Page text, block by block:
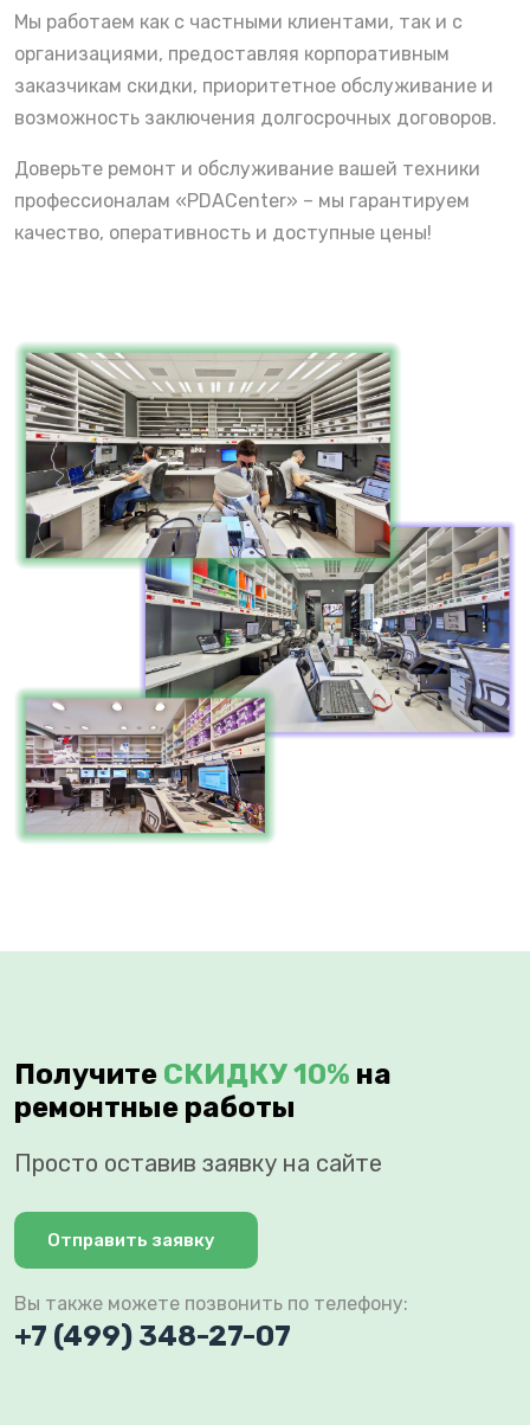
Мы работаем как с частными клиентами, так и с
организациями, предоставляя корпоративным
заказчикам скидки, приоритетное обслуживание и
возможность заключения долгосрочных договоров.
Доверьте ремонт и обслуживание вашей техники
профессионалам «PDACenter» – мы гарантируем
качество, оперативность и доступные цены!
Получите СКИДКУ 10% на
ремонтные работы
Просто оставив заявку на сайте
Отправить заявку
Вы также можете позвонить по телефону:
+7 (499) 348-27-07